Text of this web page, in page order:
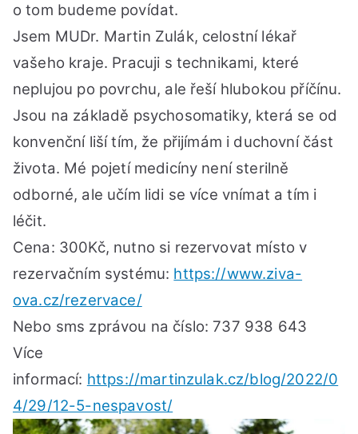
o tom budeme povídat.
Jsem MUDr. Martin Zulák, celostní lékař
vašeho kraje. Pracuji s technikami, které
neplujou po povrchu, ale řeší hlubokou příčínu.
Jsou na základě psychosomatiky, která se od
konvenční liší tím, že přijímám i duchovní část
života. Mé pojetí medicíny není sterilně
odborné, ale učím lidi se více vnímat a tím i
léčit.
Cena: 300Kč, nutno si rezervovat místo v
rezervačním systému: https://www.ziva-
ova.cz/rezervace/
Nebo sms zprávou na číslo: 737 938 643
Více
informací: https://martinzulak.cz/blog/2022/0
4/29/12-5-nespavost/